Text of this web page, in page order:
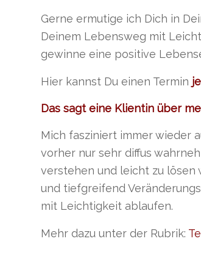
Gerne ermutige ich Dich in
Deinem Lebensweg mit
gewinne eine positive
Hier kannst Du einen Termin
Das sagt eine Klientin über
Mich fasziniert immer wieder
vorher nur sehr diffus
verstehen und leicht zu lösen
und tiefgreifend
mit Leichtigkeit ablaufen.
Mehr dazu unter der Rubrik: